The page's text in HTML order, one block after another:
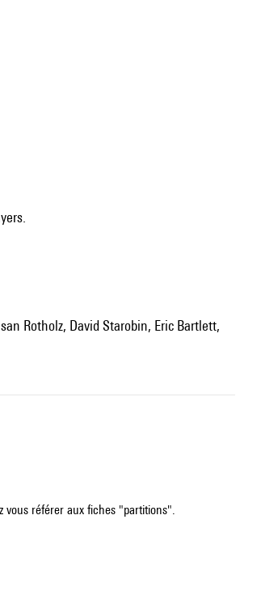
Rotholz, David Starobin, Eric Bartlett,
vous référer aux fiches "partitions".